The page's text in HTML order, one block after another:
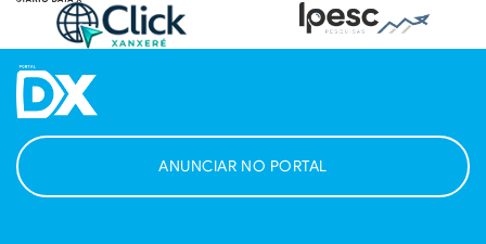
ANUNCIAR NO PORTAL